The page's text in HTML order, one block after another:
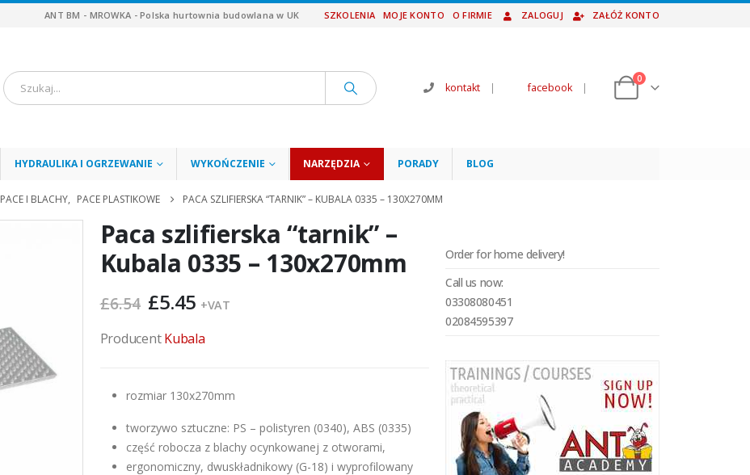
ANT BM - MROWKA - Polska hurtownia budowlana w UK SZKOLENIA MOJE KONTO O FIRMIE ZALOGUJ ZAŁÓŻ KONTO
kontakt | facebook |
0
HYDRAULIKA I OGRZEWANIE WYKOŃCZENIE NARZĘDZIA PORADY BLOG
PACE I BLACHY, PACE PLASTIKOWE PACA SZLIFIERSKA “TARNIK” – KUBALA 0335 – 130X270MM
Paca szlifierska “tarnik” –
Kubala 0335 – 130x270mm
£6.54 Pierwotna
wynosiła:
£5.45Aktualna
wynosi:
+VAT
ProducentKubala
rozmiar 130x270mm
tworzywo sztuczne: PS – polistyren (0340), ABS (0335)
część robocza z blachy ocynkowanej z otworami,
ergonomiczny, dwuskładnikowy (G-18) i wyprofilowany
Order for home delivery!
Call us now:
03308080451
02084595397